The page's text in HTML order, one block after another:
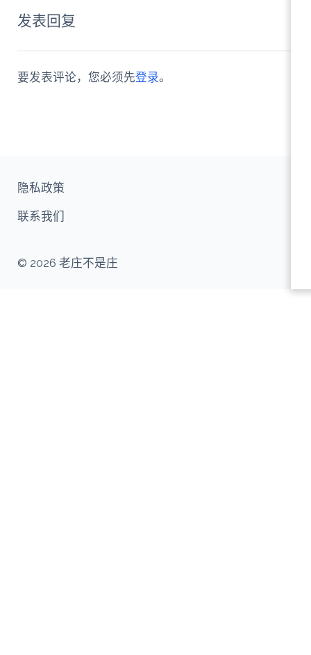
发表回复
要发表评论，您必须先登录。
© 2026 老庄不是庄
隐私政策
联系我们